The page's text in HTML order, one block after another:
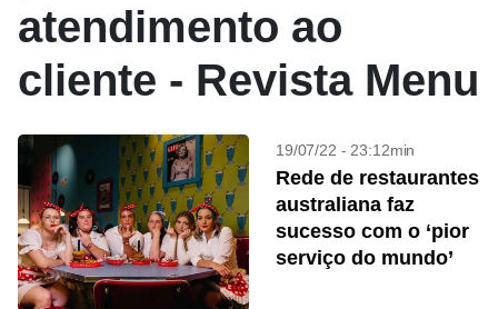
atendimento ao
cliente - Revista Menu
19/07/22 - 23:12min
Rede de restaurantes
australiana faz
sucesso com o ‘pior
serviço do mundo’